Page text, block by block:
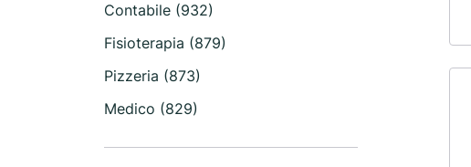
Contabile (932)
Fisioterapia (879)
Pizzeria (873)
Medico (829)